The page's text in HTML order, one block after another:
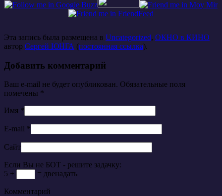
Эта запись была размещена в Uncategorized, ОКНО в КИНО
автор Сергей ЮНГА (постоянная ссылка).
Добавить комментарий
Ваш e-mail не будет опубликован. Обязательные поля
помечены *
Имя *
E-mail *
Сайт
Если Вы не БОТ - решите задачку:
5 +
= двенадать
Комментарий